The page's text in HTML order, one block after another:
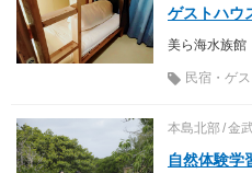
ゲストハウ
民宿・ゲ
本島北部 金
自然体験